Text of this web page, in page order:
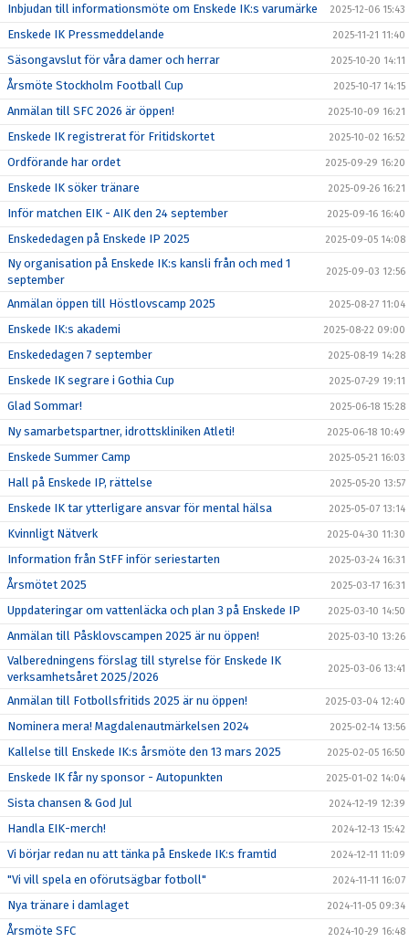
Inbjudan till informationsmöte om Enskede IK:s varumärke 2025-12-06 15:43
Enskede IK Pressmeddelande 2025-11-21 11:40
Säsongavslut för våra damer och herrar 2025-10-20 14:11
Årsmöte Stockholm Football Cup 2025-10-17 14:15
Anmälan till SFC 2026 är öppen! 2025-10-09 16:21
Enskede IK registrerat för Fritidskortet 2025-10-02 16:52
Ordförande har ordet 2025-09-29 16:20
Enskede IK söker tränare 2025-09-26 16:21
Inför matchen EIK - AIK den 24 september 2025-09-16 16:40
Enskededagen på Enskede IP 2025 2025-09-05 14:08
Ny organisation på Enskede IK:s kansli från och med 1
september
2025-09-03 12:56
Anmälan öppen till Höstlovscamp 2025 2025-08-27 11:04
Enskede IK:s akademi 2025-08-22 09:00
Enskededagen 7 september 2025-08-19 14:28
Enskede IK segrare i Gothia Cup 2025-07-29 19:11
Glad Sommar! 2025-06-18 15:28
Ny samarbetspartner, idrottskliniken Atleti! 2025-06-18 10:49
Enskede Summer Camp 2025-05-21 16:03
Hall på Enskede IP, rättelse 2025-05-20 13:57
Enskede IK tar ytterligare ansvar för mental hälsa 2025-05-07 13:14
Kvinnligt Nätverk 2025-04-30 11:30
Information från StFF inför seriestarten 2025-03-24 16:31
Årsmötet 2025 2025-03-17 16:31
Uppdateringar om vattenläcka och plan 3 på Enskede IP 2025-03-10 14:50
Anmälan till Påsklovscampen 2025 är nu öppen! 2025-03-10 13:26
Valberedningens förslag till styrelse för Enskede IK
verksamhetsåret 2025/2026
2025-03-06 13:41
Anmälan till Fotbollsfritids 2025 är nu öppen! 2025-03-04 12:40
Nominera mera! Magdalenautmärkelsen 2024 2025-02-14 13:56
Kallelse till Enskede IK:s årsmöte den 13 mars 2025 2025-02-05 16:50
Enskede IK får ny sponsor - Autopunkten 2025-01-02 14:04
Sista chansen & God Jul 2024-12-19 12:39
Handla EIK-merch! 2024-12-13 15:42
Vi börjar redan nu att tänka på Enskede IK:s framtid 2024-12-11 11:09
"Vi vill spela en oförutsägbar fotboll" 2024-11-11 16:07
Nya tränare i damlaget 2024-11-05 09:34
Årsmöte SFC 2024-10-29 16:48